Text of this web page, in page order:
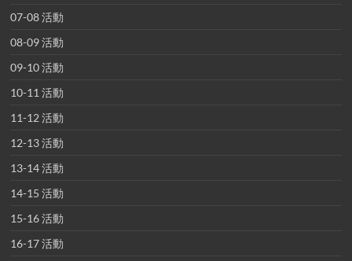
07-08 活動
08-09 活動
09-10 活動
10-11 活動
11-12 活動
12-13 活動
13-14 活動
14-15 活動
15-16 活動
16-17 活動